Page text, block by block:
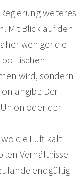
weiteres
Mit Blick auf den
weniger die
wird, sondern
angibt: Der
oder der
wo die Luft kalt
Verhältnisse
endgültig